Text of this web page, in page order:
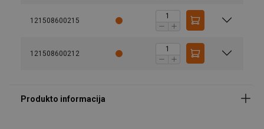
121508600215
121508600212
Medžiaga: